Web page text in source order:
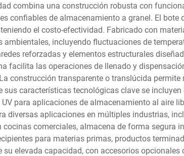
combina una construcción robusta con
confiables de almacenamiento a granel. El
el costo-efectividad. Fabricado con
incluyendo fluctuaciones de
reforzadas y elementos estructurales
facilita las operaciones de llenado y
construcción transparente o translúcida
características tecnológicas clave se
para aplicaciones de almacenamiento al aire
diversas aplicaciones en múltiples industrias,
comerciales, almacena de forma segura
para materias primas, productos
elevada capacidad, con accesorios